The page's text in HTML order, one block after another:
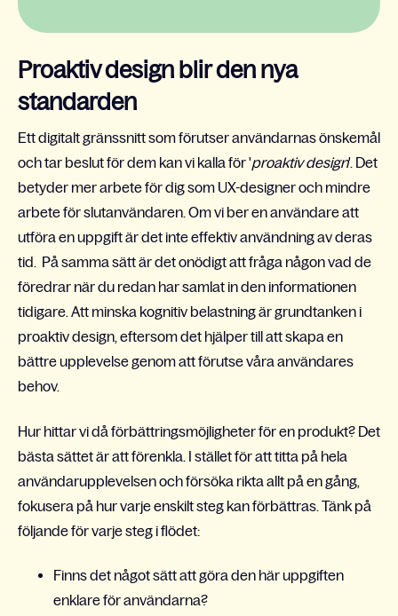
Proaktiv design blir den nya
standarden
Ett digitalt gränssnitt som förutser användarnas önskemål
och tar beslut för dem kan vi kalla för 'proaktiv design'. Det
betyder mer arbete för dig som UX-designer och mindre
arbete för slutanvändaren. Om vi ber en användare att
utföra en uppgift är det inte effektiv användning av deras
tid. På samma sätt är det onödigt att fråga någon vad de
föredrar när du redan har samlat in den informationen
tidigare. Att minska kognitiv belastning är grundtanken i
proaktiv design, eftersom det hjälper till att skapa en
bättre upplevelse genom att förutse våra användares
behov.
Hur hittar vi då förbättringsmöjligheter för en produkt? Det
bästa sättet är att förenkla. I stället för att titta på hela
användarupplevelsen och försöka rikta allt på en gång,
fokusera på hur varje enskilt steg kan förbättras. Tänk på
följande för varje steg i flödet:
Finns det något sätt att göra den här uppgiften
enklare för användarna?